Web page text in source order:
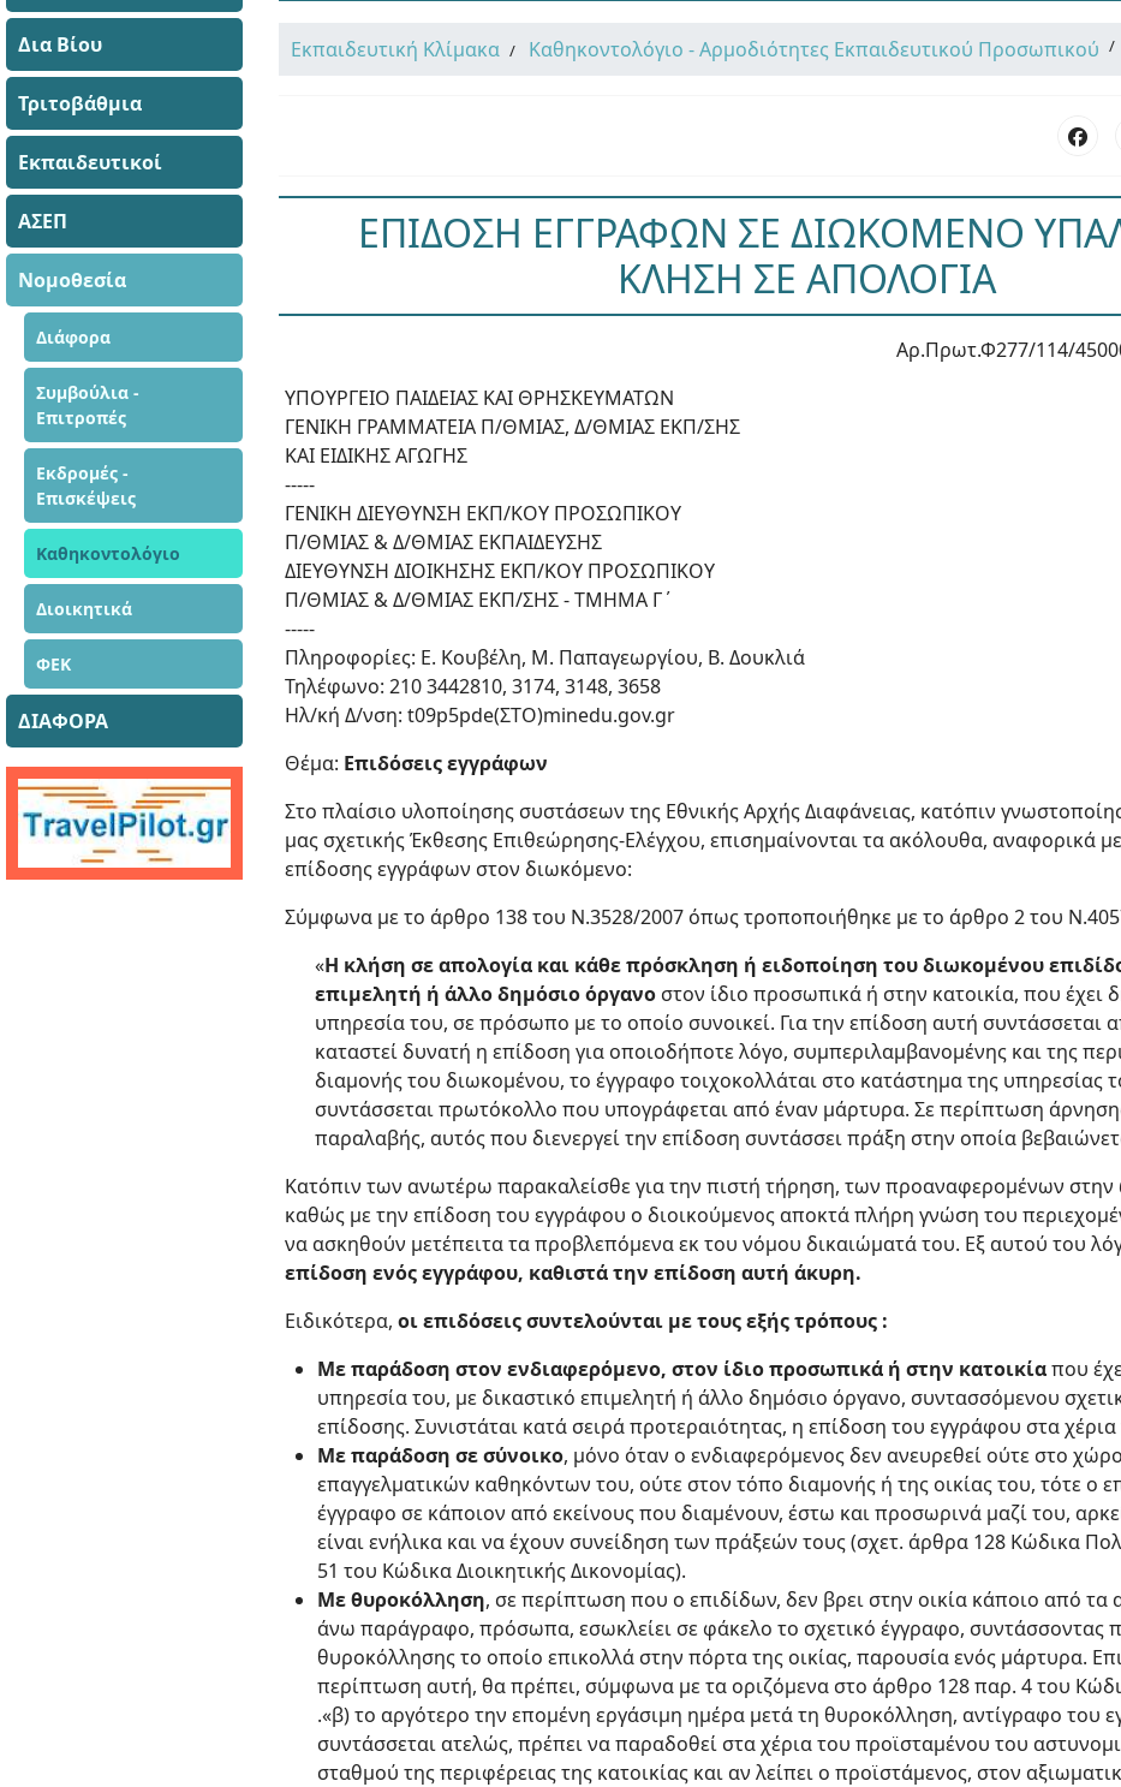
Δια Βίου
Τριτοβάθμια
Εκπαιδευτικοί
ΑΣΕΠ
Νομοθεσία
Διάφορα
Συμβούλια -
Επιτροπές
Εκδρομές -
Επισκέψεις
Καθηκοντολόγιο
Διοικητικά
ΦΕΚ
ΔΙΑΦΟΡΑ
Εκπαιδευτική Κλίμακα Καθηκοντολόγιο - Αρμοδιότητες Εκπαιδευτικού Προσωπικού
ΕΠΙΔΟΣΗ ΕΓΓΡΑΦΩΝ ΣΕ ΔΙΩΚΟΜΕΝΟ
ΚΛΗΣΗ ΣΕ ΑΠΟΛΟΓΙΑ
Αρ.Πρωτ.Φ277/114/
ΥΠΟΥΡΓΕΙΟ ΠΑΙΔΕΙΑΣ ΚΑΙ ΘΡΗΣΚΕΥΜΑΤΩΝ
ΓΕΝΙΚΗ ΓΡΑΜΜΑΤΕΙΑ Π/ΘΜΙΑΣ, Δ/ΘΜΙΑΣ ΕΚΠ/ΣΗΣ
ΚΑΙ ΕΙΔΙΚΗΣ ΑΓΩΓΗΣ
-----
ΓΕΝΙΚΗ ΔΙΕΥΘΥΝΣΗ ΕΚΠ/ΚΟΥ ΠΡΟΣΩΠΙΚΟΥ
Π/ΘΜΙΑΣ & Δ/ΘΜΙΑΣ ΕΚΠΑΙΔΕΥΣΗΣ
ΔΙΕΥΘΥΝΣΗ ΔΙΟΙΚΗΣΗΣ ΕΚΠ/ΚΟΥ ΠΡΟΣΩΠΙΚΟΥ
Π/ΘΜΙΑΣ & Δ/ΘΜΙΑΣ ΕΚΠ/ΣΗΣ - ΤΜΗΜΑ Γ΄
-----
Πληροφορίες: Ε. Κουβέλη, Μ. Παπαγεωργίου, Β. Δουκλιά
Τηλέφωνο: 210 3442810, 3174, 3148, 3658
Ηλ/κή Δ/νση: t09p5pde(ΣΤΟ)minedu.gov.gr
Θέμα: Επιδόσεις εγγράφων
Στο πλαίσιο υλοποίησης συστάσεων της Εθνικής Αρχής Διαφάνειας, κατόπιν
μας σχετικής Έκθεσης Επιθεώρησης-Ελέγχου, επισημαίνονται τα ακόλουθα, αναφορικά
επίδοσης εγγράφων στον διωκόμενο:
Σύμφωνα με το άρθρο 138 του Ν.3528/2007 όπως τροποποιήθηκε με το άρθρο 2 του
«Η κλήση σε απολογία και κάθε πρόσκληση ή ειδοποίηση του διωκομένου
επιμελητή ή άλλο δημόσιο όργανο στον ίδιο προσωπικά ή στην κατοικία, που έχει
υπηρεσία του, σε πρόσωπο με το οποίο συνοικεί. Για την επίδοση αυτή συντάσσεται
καταστεί δυνατή η επίδοση για οποιοδήποτε λόγο, συμπεριλαμβανομένης και της
διαμονής του διωκομένου, το έγγραφο τοιχοκολλάται στο κατάστημα της υπηρεσίας
συντάσσεται πρωτόκολλο που υπογράφεται από έναν μάρτυρα. Σε περίπτωση
παραλαβής, αυτός που διενεργεί την επίδοση συντάσσει πράξη στην οποία
Κατόπιν των ανωτέρω παρακαλείσθε για την πιστή τήρηση, των προαναφερομένων στην
καθώς με την επίδοση του εγγράφου ο διοικούμενος αποκτά πλήρη γνώση του
να ασκηθούν μετέπειτα τα προβλεπόμενα εκ του νόμου δικαιώματά του. Εξ αυτού του
επίδοση ενός εγγράφου, καθιστά την επίδοση αυτή άκυρη.
Ειδικότερα, οι επιδόσεις συντελούνται με τους εξής τρόπους :
Με παράδοση στον ενδιαφερόμενο, στον ίδιο προσωπικά ή στην κατοικίαπου
υπηρεσία του, με δικαστικό επιμελητή ή άλλο δημόσιο όργανο, συντασσόμενου
επίδοσης. Συνιστάται κατά σειρά προτεραιότητας, η επίδοση του εγγράφου στα
Με παράδοση σε σύνοικο, μόνο όταν ο ενδιαφερόμενος δεν ανευρεθεί ούτε στο
επαγγελματικών καθηκόντων του, ούτε στον τόπο διαμονής ή της οικίας του, τότε ο
έγγραφο σε κάποιον από εκείνους που διαμένουν, έστω και προσωρινά μαζί του,
είναι ενήλικα και να έχουν συνείδηση των πράξεών τους (σχετ. άρθρα 128 Κώδικα
51 του Κώδικα Διοικητικής Δικονομίας).
Με θυροκόλληση, σε περίπτωση που ο επιδίδων, δεν βρει στην οικία κάποιο από
άνω παράγραφο, πρόσωπα, εσωκλείει σε φάκελο το σχετικό έγγραφο, συντάσσοντας
θυροκόλλησης το οποίο επικολλά στην πόρτα της οικίας, παρουσία ενός μάρτυρα.
περίπτωση αυτή, θα πρέπει, σύμφωνα με τα οριζόμενα στο άρθρο 128 παρ. 4 του
.«β) το αργότερο την επομένη εργάσιμη ημέρα μετά τη θυροκόλληση, αντίγραφο του
συντάσσεται ατελώς, πρέπει να παραδοθεί στα χέρια του προϊσταμένου του
σταθμού της περιφέρειας της κατοικίας και αν λείπει ο προϊστάμενος, στον